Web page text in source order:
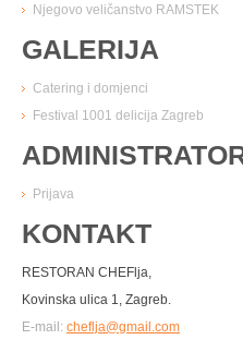
Njegovo veličanstvo RAMSTEK
GALERIJA
Catering i domjenci
Festival 1001 delicija Zagreb
Prijava
KONTAKT
RESTORAN CHEFlja,
Kovinska ulica 1, Zagreb.
E-mail: cheflja@gmail.com